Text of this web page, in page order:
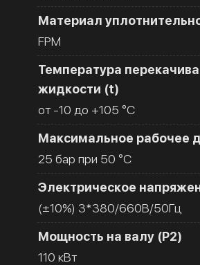
Материал
FPM
Температура
жидкости (t)
от -10 до +105 °C
Максимальное рабочее
25 бар при 50 °C
Электрическое
(±10%) 3*380/660В/50Гц
Мощность на валу (Р2)
110 кВт